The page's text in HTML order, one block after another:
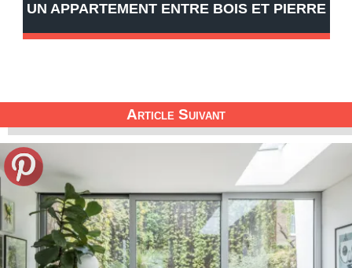
UN APPARTEMENT ENTRE BOIS ET PIERRE
Article Suivant